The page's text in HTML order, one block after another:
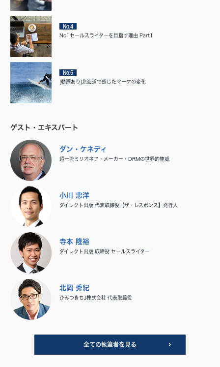
No.4
No1セールスライターを目指す理由 Part1
No.5
[動画あり]北海道で感じたマーケの変化
ゲスト・エキスパート
ダン・ケネディ
超一流ミリオネア・メーカー・DRMの世界的権威
小川 忠洋
ダイレクト出版 代表取締役【ザ・レスポンス】発行人
寺本 隆裕
ダイレクト出版 取締役 セールスライター
北岡 秀紀
ひみつきちJ株式会社 代表取締役
全ての執筆者を見る